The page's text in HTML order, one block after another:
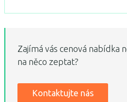
Zajímá vás cenová nabídka
na něco zeptat?
Kontaktujte nás